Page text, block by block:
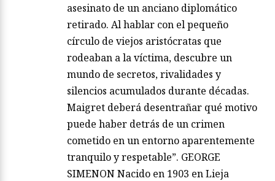
asesinato de un anciano diplomático
retirado. Al hablar con el pequeño
círculo de viejos aristócratas que
rodeaban a la víctima, descubre un
mundo de secretos, rivalidades y
silencios acumulados durante décadas.
Maigret deberá desentrañar qué motivo
puede haber detrás de un crimen
cometido en un entorno aparentemente
tranquilo y respetable”. GEORGE
SIMENON Nacido en 1903 en Lieja